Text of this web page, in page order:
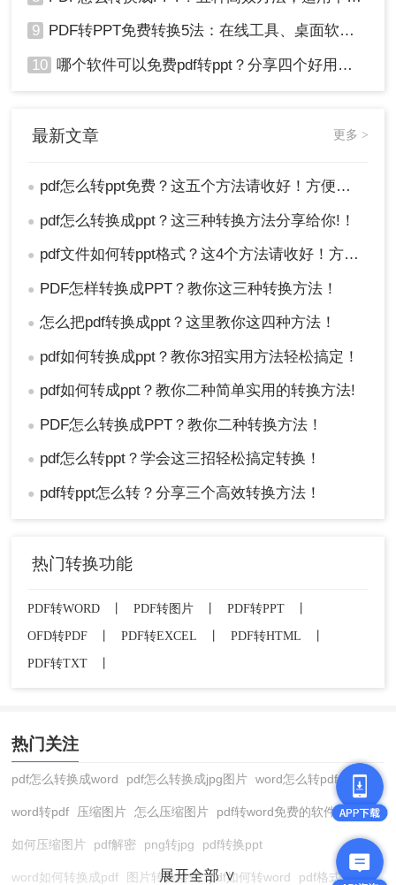
9 PDF转PPT免费转换5法：在线工具、桌面软件和PPT插件的优劣！
10 哪个软件可以免费pdf转ppt？分享四个好用的转换工具！
最新文章 更多 >
● pdf怎么转ppt免费？这五个方法请收好！方便又好用！
● pdf怎么转换成ppt？这三种转换方法分享给你!！
● pdf文件如何转ppt格式？这4个方法请收好！方便又好用！
● PDF怎样转换成PPT？教你这三种转换方法！
● 怎么把pdf转换成ppt？这里教你这四种方法！
● pdf如何转换成ppt？教你3招实用方法轻松搞定！
● pdf如何转成ppt？教你二种简单实用的转换方法!
● PDF怎么转换成PPT？教你二种转换方法！
● pdf怎么转ppt？学会这三招轻松搞定转换！
● pdf转ppt怎么转？分享三个高效转换方法！
热门转换功能
PDF转WORD PDF转图片 PDF转PPT
OFD转PDF
PDF转EXCEL PDF转HTML
PDF转TXT
热门关注
pdf怎么转换成word pdf怎么转换成jpg图片 word怎么转pdf
word转pdf 压缩图片 怎么压缩图片 pdf转word免费的软件
如何压缩图片 pdf解密 png转jpg pdf转换ppt
word如何转换成pdf 图片转换格式 pdf如何转word pdf格式转换
展开全部 ∨